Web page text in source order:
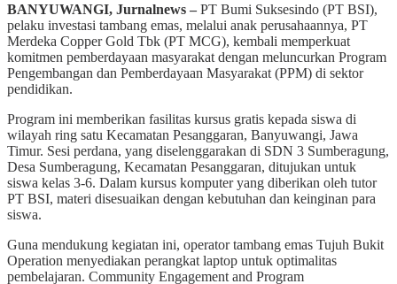
BANYUWANGI, Jurnalnews – PT Bumi Suksesindo (PT BSI),
pelaku investasi tambang emas, melalui anak perusahaannya, PT
Merdeka Copper Gold Tbk (PT MCG), kembali memperkuat
komitmen pemberdayaan masyarakat dengan meluncurkan Program
Pengembangan dan Pemberdayaan Masyarakat (PPM) di sektor
pendidikan.
Program ini memberikan fasilitas kursus gratis kepada siswa di
wilayah ring satu Kecamatan Pesanggaran, Banyuwangi, Jawa
Timur. Sesi perdana, yang diselenggarakan di SDN 3 Sumberagung,
Desa Sumberagung, Kecamatan Pesanggaran, ditujukan untuk
siswa kelas 3-6. Dalam kursus komputer yang diberikan oleh tutor
PT BSI, materi disesuaikan dengan kebutuhan dan keinginan para
siswa.
Guna mendukung kegiatan ini, operator tambang emas Tujuh Bukit
Operation menyediakan perangkat laptop untuk optimalitas
pembelajaran. Community Engagement and Program